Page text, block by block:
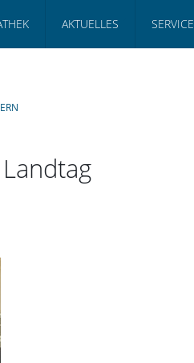
AKTUELLES SERVICE